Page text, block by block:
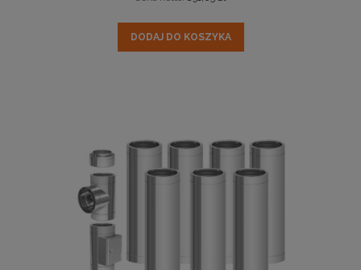
DODAJ DO KOSZYKA